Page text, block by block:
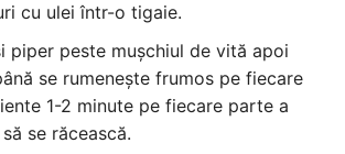
cu ulei într-o tigaie.
piper peste mușchiul de vită apoi
se rumenește frumos pe fiecare
1-2 minute pe fiecare parte a
se răcească.